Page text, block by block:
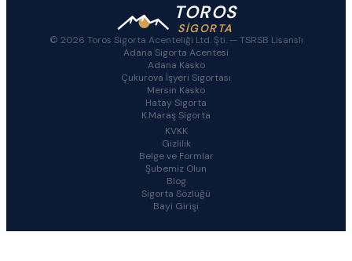
TOROS
SİGORTA
© 2026 Toros Sigorta Acenteliği Ltd. Şti. —TSRSB Lisanslı
Adana Sigorta Acentesi
Adana Kasko
Çukurova İşyeri Sigortası
Mersin Kasko
Hatay Sigorta
K.Maraş Sigorta
KVKK
Gizlilik
Belge ve Formlar
Şubemiz Olun
Blog
Sigorta Sözlüğü
Bayi Girişi